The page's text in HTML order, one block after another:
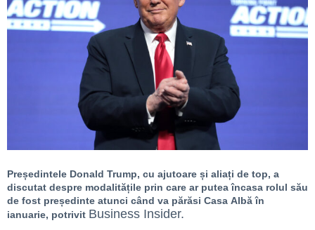
Președintele Donald Trump, cu ajutoare și aliați de top, a
discutat despre modalitățile prin care ar putea încasa rolul său
de fost președinte atunci când va părăsi Casa Albă în
ianuarie, potrivit Business Insider.